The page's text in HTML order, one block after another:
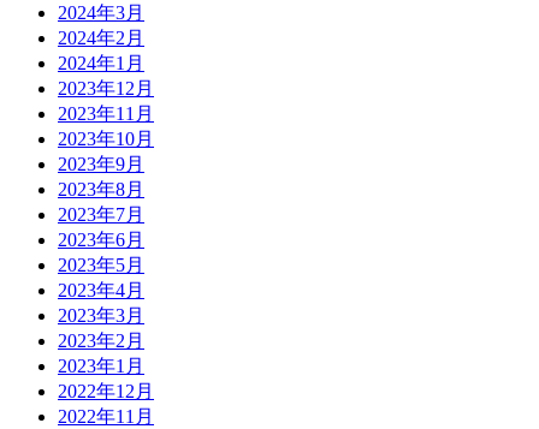
2024年3月
2024年2月
2024年1月
2023年12月
2023年11月
2023年10月
2023年9月
2023年8月
2023年7月
2023年6月
2023年5月
2023年4月
2023年3月
2023年2月
2023年1月
2022年12月
2022年11月